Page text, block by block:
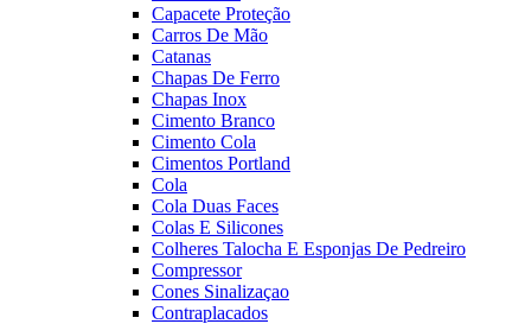
Capacete Proteção
Carros De Mão
Catanas
Chapas De Ferro
Chapas Inox
Cimento Branco
Cimento Cola
Cimentos Portland
Cola
Cola Duas Faces
Colas E Silicones
Colheres Talocha E Esponjas De Pedreiro
Compressor
Cones Sinalizaçao
Contraplacados